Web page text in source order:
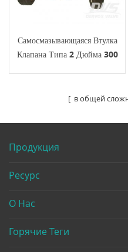
Самосмазывающаяся Втулка
Клапана Типа 2 Дюйма 300
[ в общей
Продукция
Ресурс
О Нас
Горячие Теги